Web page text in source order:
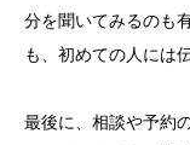
分を聞いてみるのも
も、初めての人には
最後に、相談や予約